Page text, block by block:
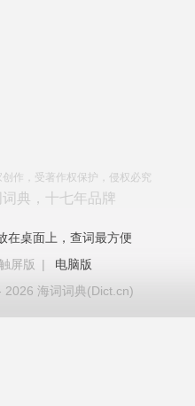
创作，受著作权保护，侵权必究
词典，十七年品牌
在桌面上，查词最方便
屏版
|
电脑版
2026 海词词典(Dict.cn)